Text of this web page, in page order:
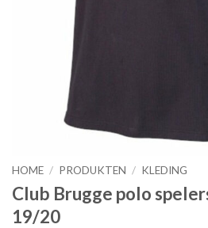
HOME / PRODUKTEN / KLEDING
Club Brugge polo
19/20